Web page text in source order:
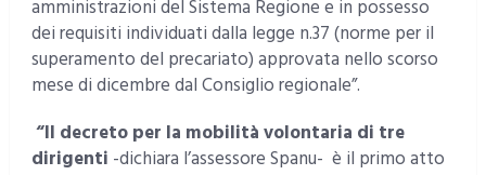
amministrazioni del Sistema Regione e in possesso
dei requisiti individuati dalla legge n.37 (norme per il
superamento del precariato) approvata nello scorso
mese di dicembre dal Consiglio regionale”.
“Il decreto per la mobilità volontaria di tre
dirigenti -dichiara l’assessore Spanu- è il primo atto